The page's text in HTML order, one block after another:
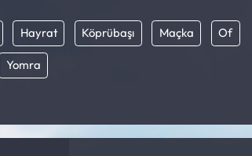
Hayrat Köprübaşı Maçka Of
Yomra